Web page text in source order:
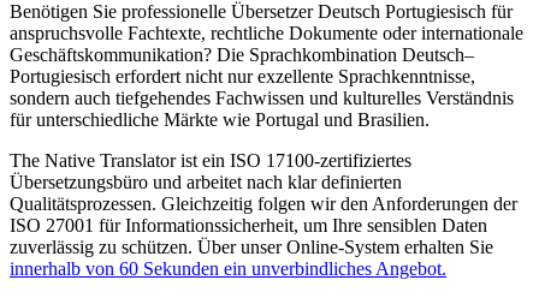
Benötigen Sie professionelle Übersetzer Deutsch Portugiesisch für
anspruchsvolle Fachtexte, rechtliche Dokumente oder internationale
Geschäftskommunikation? Die Sprachkombination Deutsch–
Portugiesisch erfordert nicht nur exzellente Sprachkenntnisse,
sondern auch tiefgehendes Fachwissen und kulturelles Verständnis
für unterschiedliche Märkte wie Portugal und Brasilien.
The Native Translator ist ein ISO 17100-zertifiziertes
Übersetzungsbüro und arbeitet nach klar definierten
Qualitätsprozessen. Gleichzeitig folgen wir den Anforderungen der
ISO 27001 für Informationssicherheit, um Ihre sensiblen Daten
zuverlässig zu schützen. Über unser Online-System erhalten Sie
innerhalb von 60 Sekunden ein unverbindliches Angebot.